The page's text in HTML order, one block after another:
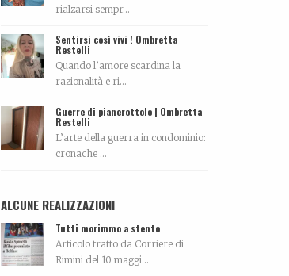
rialzarsi sempr...
Sentirsi così vivi ! Ombretta
Restelli
Quando l’amore scardina la
razionalità e ri...
Guerre di pianerottolo | Ombretta
Restelli
L’arte della guerra in condominio:
cronache ...
ALCUNE REALIZZAZIONI
Tutti morimmo a stento
Articolo tratto da Corriere di
Rimini del 10 maggi...